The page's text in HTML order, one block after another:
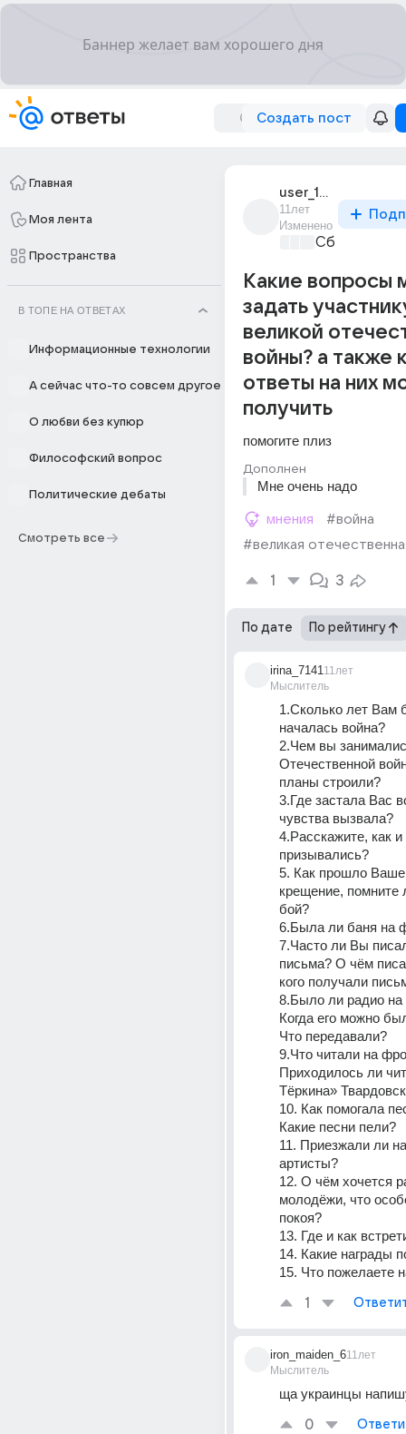
Создать пост
Главная
Моя лента
Пространства
В ТОПЕ НА ОТВЕТАХ
Информационные технологии
А сейчас что-то совсем другое
О любви без купюр
Философский вопрос
Политические дебаты
Смотреть все
user_181247756
11лет
Изменено
Сборная
Какие вопросы
задать
великой
войны? а также
ответы на них
получить
помогите плиз
Дополнен
Мне очень надо
мнения
#война
#великая
1 3
По дате По рейтингу
irina_7141
Мыслитель
11лет
1.Сколько лет Вам
началась война?
2.Чем вы
Отечественной
планы строили?
3.Где застала Вас
чувства вызвала?
4.Расскажите, как и
призывались?
5. Как прошло
крещение, помните
бой?
6.Была ли баня на
7.Часто ли Вы
письма? О чём
кого получали
8.Было ли радио на
Когда его можно
Что передавали?
9.Что читали на
Приходилось ли
Тёркина»
10. Как помогала
Какие песни пели?
11. Приезжали ли
артисты?
12. О чём хочется
молодёжи, что
покоя?
13. Где и как
14. Какие награды
15. Что пожелаете
1
iron_maiden_6
Мыслитель
11лет
ща украинцы
0